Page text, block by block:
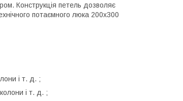
Конструкція петель дозволяє
потаємного люка 200х300
і т. д. ;
і т. д. ;